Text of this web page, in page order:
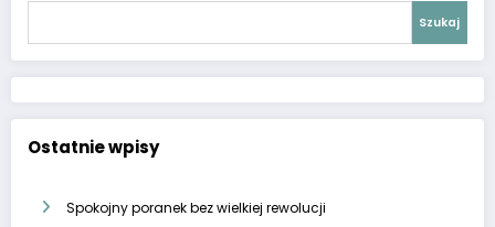
Szukaj
Ostatnie wpisy
Spokojny poranek bez wielkiej rewolucji